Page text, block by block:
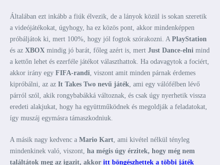
Általában ezt inkább a fiúk élvezik, de a lányok közül is sokan szeretik
a videójátékokat, úgyhogy, ha ez közös pont, akkor mindenképpen
próbáljátok ki, mert 100%, hogy jól fogtok szórakozni. A PlayStation
és az XBOX mindig jó barát, főleg azért is, mert Just Dance-elni mind
a kettőn lehet és ezerféle játékot választhattok. Ha odavagytok a fociért,
akkor irány egy FIFA-randi, viszont amit minden párnak érdemes
kipróbálni, az az It Takes Two nevű játék, ami egy válófélben lévő
párról szól, akik rongybabákká változnak, és csak úgy nyerhetik vissza
eredeti alakjukat, hogy ha együttműködnek és megoldják a feladatokat,
így muszáj egymásra támaszkodniuk.
A másik nagy kedvenc a Mario Kart, ami kivétel nélkül tényleg
mindenkinek való, viszont, ha mégis úgy érzitek, hogy még nem
találtátok meg az igazit, akkor itt böngészhettek a többi játék